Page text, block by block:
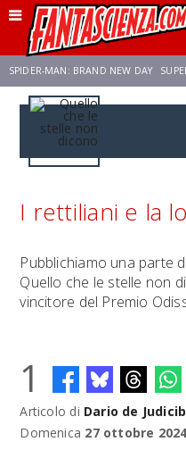
SPIDER-MAN: BRAND NEW DAY
FRANCO RICCIARDIELLO
I rettiliani e la
Pubblichiamo una parte
Quello che le stelle non
vincitore del Premio
1
Articolo di Dario de
Domenica 27 ottobre